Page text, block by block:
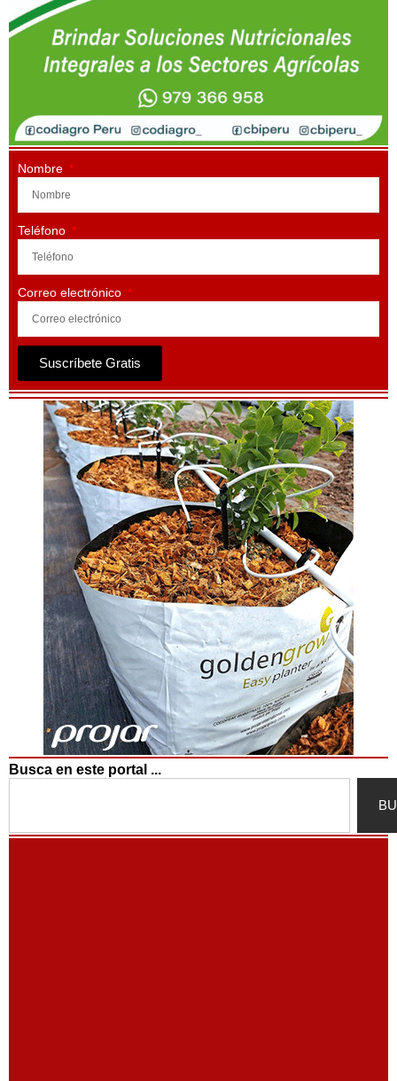
Nombre
Teléfono
Correo electrónico
Suscríbete Gratis
Busca en este portal ...